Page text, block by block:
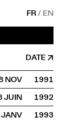
FR/ EN
DATE
NOV
1991
JUIN
1992
1993